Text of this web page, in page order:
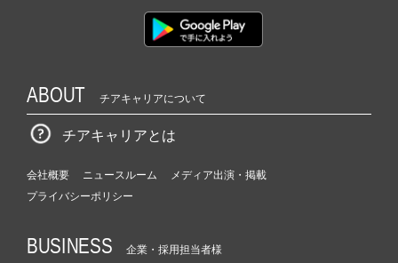
ABOUT チアキャリアについて
チアキャリアとは
会社概要 ニュースルーム
メディア出演・掲載
プライバシーポリシー
BUSINESS 企業・採用担当者様